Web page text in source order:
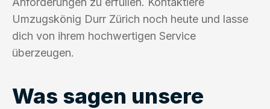
Umzugskönig Durr Zürich noch heute und lasse
dich von ihrem hochwertigen Service
überzeugen.
Was sagen unsere